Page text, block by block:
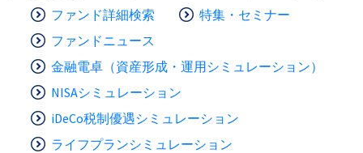
ファンド詳細検索
特集・セミナー
ファンドニュース
金融電卓（資産形成・運用シミュレーション）
NISAシミュレーション
iDeCo税制優遇シミュレーション
ライフプランシミュレーション